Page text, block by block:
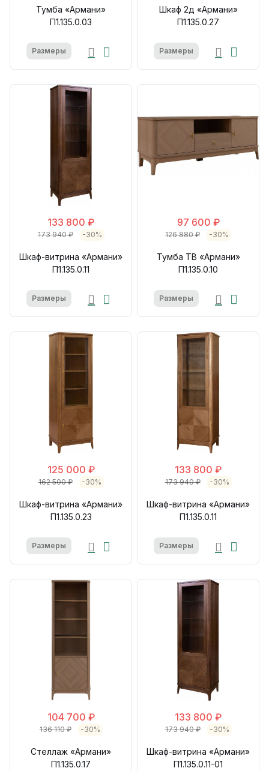
Тумба «Армани»
П1.135.0.03
Размеры
Шкаф 2д «Армани»
П1.135.0.27
Размеры
133 800 ₽
173 940 ₽ -30%
Шкаф-витрина «Армани»
П1.135.0.11
Размеры
97 600 ₽
126 880 ₽ -30%
Тумба ТВ «Армани»
П1.135.0.10
Размеры
125 000 ₽
162 500 ₽ -30%
Шкаф-витрина «Армани»
П1.135.0.23
Размеры
133 800 ₽
173 940 ₽ -30%
Шкаф-витрина «Армани»
П1.135.0.11
Размеры
104 700 ₽
136 110 ₽ -30%
Стеллаж «Армани»
П1.135.0.17
133 800 ₽
173 940 ₽ -30%
Шкаф-витрина «Армани»
П1.135.0.11-01